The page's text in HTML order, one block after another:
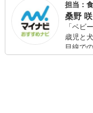
担当：
桑野
「ベビ
歳児と
目線で
食品選